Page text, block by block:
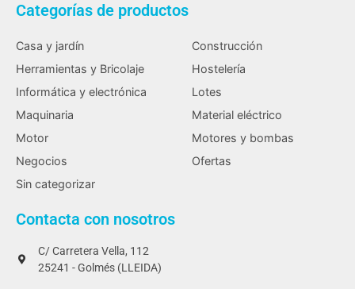
Categorías de productos
Casa y jardín
Construcción
Herramientas y Bricolaje
Hostelería
Informática y electrónica
Lotes
Maquinaria
Material eléctrico
Motor
Motores y bombas
Negocios
Ofertas
Sin categorizar
Contacta con nosotros
C/ Carretera Vella, 112
25241 - Golmés (LLEIDA)